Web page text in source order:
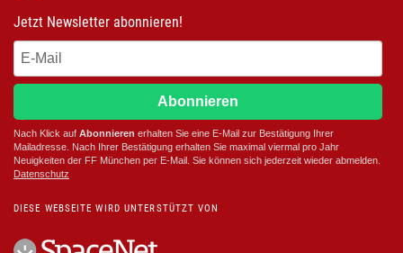
Jetzt Newsletter abonnieren!
Abonnieren
Nach Klick auf Abonnieren erhalten Sie eine E-Mail zur Bestätigung Ihrer
Mailadresse. Nach Ihrer Bestätigung erhalten Sie maximal viermal pro Jahr
Neuigkeiten der FF München per E-Mail. Sie können sich jederzeit wieder abmelden.
Datenschutz
DIESE WEBSEITE WIRD UNTERSTÜTZT VON